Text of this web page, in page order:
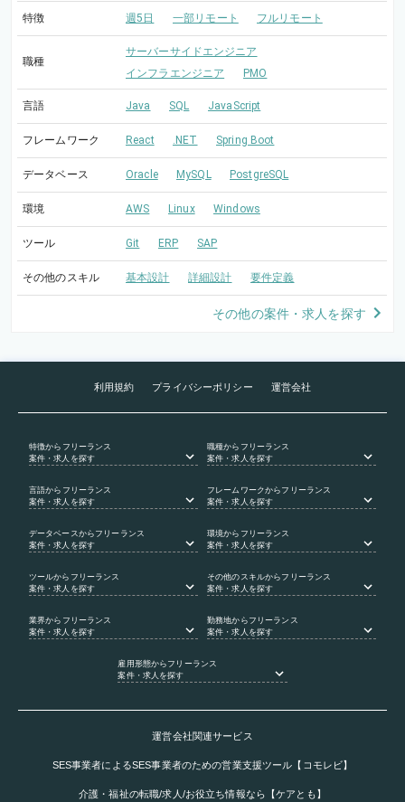
特徴 週5日 一部リモート フルリモート
職種
サーバーサイドエンジニア
インフラエンジニア
PMO
言語 Java SQL JavaScript
フレームワーク React .NET Spring Boot
データベース Oracle MySQL PostgreSQL
環境 AWS Linux Windows
ツール Git ERP SAP
その他のスキル 基本設計 詳細設計 要件定義
その他の案件・求人を探す
利用規約 プライバシーポリシー 運営会社
特徴からフリーランス
案件・求人を探す
職種からフリーランス
案件・求人を探す
言語からフリーランス
案件・求人を探す
フレームワークからフリーランス
案件・求人を探す
データベース からフリーランス
案件・求人を探す
環境からフリーランス
案件・求人を探す
ツールからフリーランス
案件・求人を探す
その他のスキルからフリーランス
案件・求人を探す
業界からフリーランス
案件・求人を探す
勤務地からフリーランス
案件・求人を探す
雇用形態からフリーランス
案件・求人を探す
運営会社関連サービス
SES事業者によるSES事業者のための営業支援ツール【コモレビ】
介護・福祉の転職/求人/お役立ち情報なら【ケアとも】